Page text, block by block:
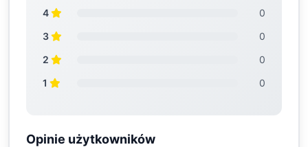
4
0
3
0
2
0
1
0
Opinie użytkowników